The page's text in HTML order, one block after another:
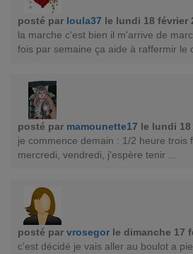
posté par loula37 le lundi 18 février
la marche c'est bien il m'arrive de
fois par semaine ça aide à raffermir le
posté par mamounette17 le lundi 18
je commence demain : 1/2 heure trois
mercredi, vendredi, j'espère tenir ...
posté par vrosegor le dimanche 17
c'est décidé je vais aller au boulot a